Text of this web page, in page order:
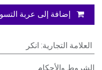
إضافة إلى عربة
العلامة التجارية: انكر
الشروط والأحكام